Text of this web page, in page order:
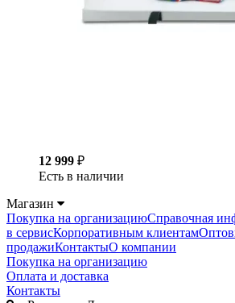
12 999 ₽
Есть в наличии
Магазин
Покупка на организациюСправочная
в сервисКорпоративным клиентам
продажиКонтактыО компании
Покупка на организацию
Оплата и доставка
Контакты